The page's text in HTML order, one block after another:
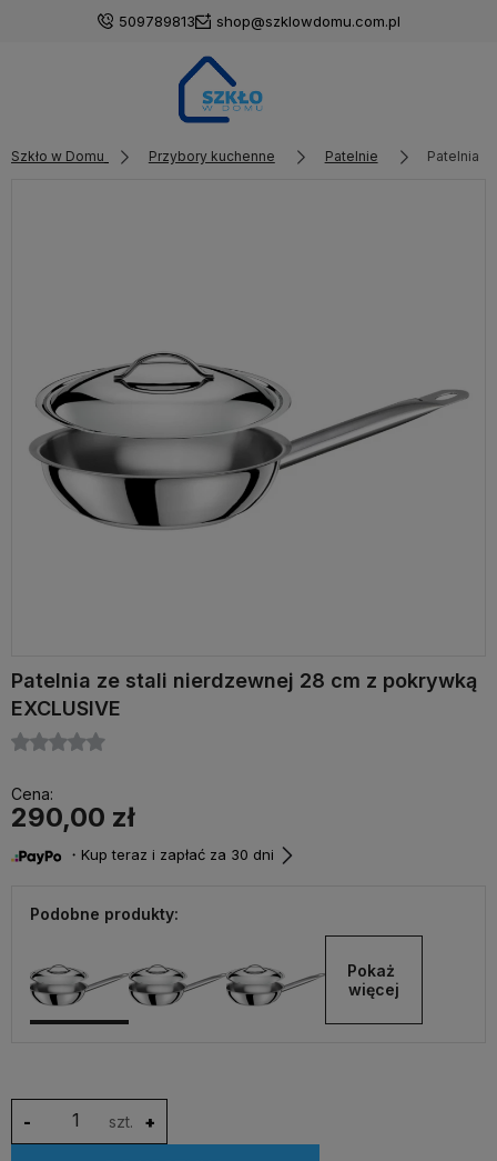
509789813 shop@szklowdomu.com.pl
Szkło w Domu Przybory kuchenne Patelnie Patelnia
Patelnia ze stali nierdzewnej 28 cm z pokrywką
EXCLUSIVE
Cena:
290,00 zł
・Kup teraz i zapłać za 30 dni
Podobne produkty:
Pokaż
więcej
szt. +
-